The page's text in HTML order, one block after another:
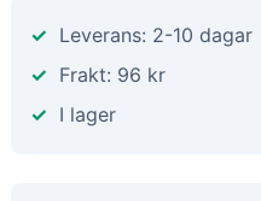
Leverans: 2-10 dagar
Frakt: 96 kr
I lager